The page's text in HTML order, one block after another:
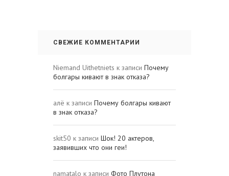
СВЕЖИЕ КОММЕНТАРИИ
Niemand Uithetniets к записи Почему
болгары кивают в знак отказа?
алё к записи Почему болгары кивают
в знак отказа?
skit50 к записи Шок! 20 актеров,
заявивших что они геи!
namatalo к записи Фото Плутона